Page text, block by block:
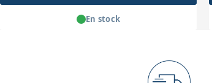
En stock